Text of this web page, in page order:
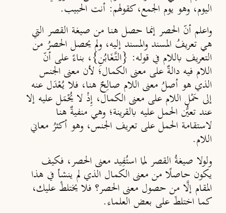
اليوم، وهو يوم الجمع، كقولهم: أنت الحبيب.
واعلم أنّ الحصر إنما حصل هنا من صيغة القصر التي
هي تعريفُ المسند والمسند إليه، ولم يحصل الحصرُ من
التعريف باللام في قوله: {التَّغَابُنِ}، بناءً على أنّ
اللام فيه دالةٌ على معنى الكمال؛ لأن معنى الجنس
الذي هو أصلُ معنى اللام صالِحٌ هنا، فلا يُعْدَل عنه
إلى حَمْل اللام على معنى الكمال، إِذْ لا يُحْمَل عليه إلا
عند تعيُّن الحمل عليه بالقرينة؛ وهي منفيةٌ هنا
لاستقامة الحمل على تعريف الجنس، وهو أكثرُ معاني
اللام.
ولولا صيغةُ القصر لمَا استُفِيد معنى الحصر، فكيف
يكون حاصلًا من معنى الكمال الذي لم ينشأ في هذا
المقام إلَّا من حصول معنى الحصر؟ فلا يختلطْ عليك،
كما اختلطَ على بعض العلماء.